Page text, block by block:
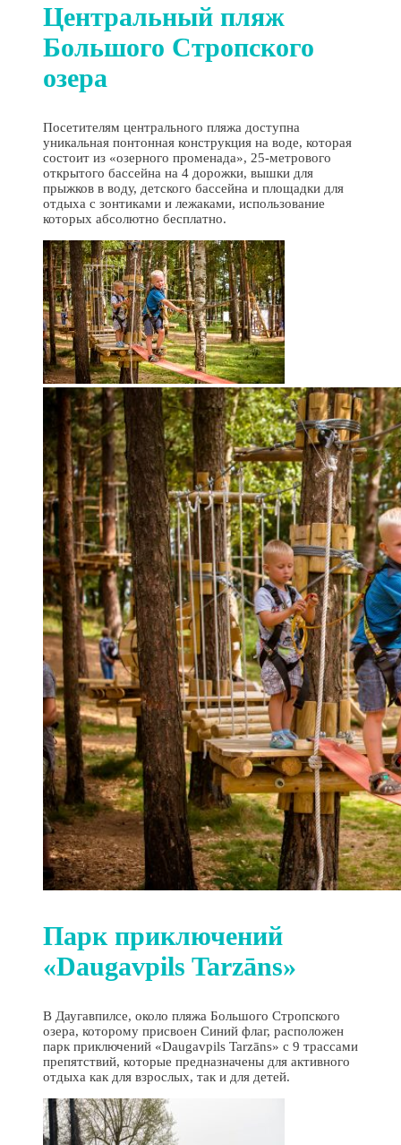
Центральный пляж
Большого Стропского
озера
Посетителям центрального пляжа доступна
уникальная понтонная конструкция на воде, которая
состоит из «озерного променада», 25-метрового
открытого бассейна на 4 дорожки, вышки для
прыжков в воду, детского бассейна и площадки для
отдыха с зонтиками и лежаками, использование
которых абсолютно бесплатно.
Парк приключений
«Daugavpils Tarzāns»
В Даугавпилсе, около пляжа Большого Стропского
озера, которому присвоен Синий флаг, расположен
парк приключений «Daugavpils Tarzāns» c 9 трассами
препятствий, которые предназначены для активного
отдыха как для взрослых, так и для детей.